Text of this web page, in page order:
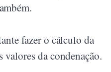
fazer o cálculo da
da condenação.